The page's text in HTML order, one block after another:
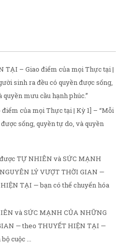
TẠI – Giao điểm của mọi Thực tại |
sinh ra đều có quyền được sống,
quyền mưu cầu hạnh phúc.”
của mọi Thực tại | Kỳ 1] – “Mỗi
sống, quyền tự do, và quyền
TỰ NHIÊN và SỨC MẠNH
LÝ VƯỢT THỜI GIAN —
TẠI — bạn có thể chuyển hóa
và SỨC MẠNH CỦA NHỮNG
— theo THUYẾT HIỆN TẠI —
cuộc ...